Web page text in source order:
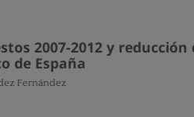
2007-2012 y
de España
Fernández